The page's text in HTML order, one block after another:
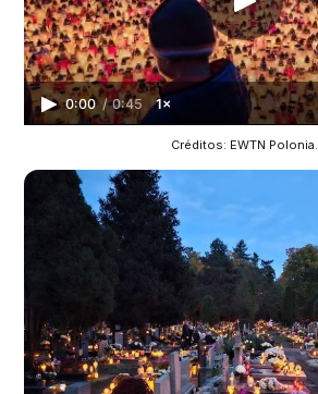
0:00 / 0:45 1×
Créditos: EWTN Polonia.